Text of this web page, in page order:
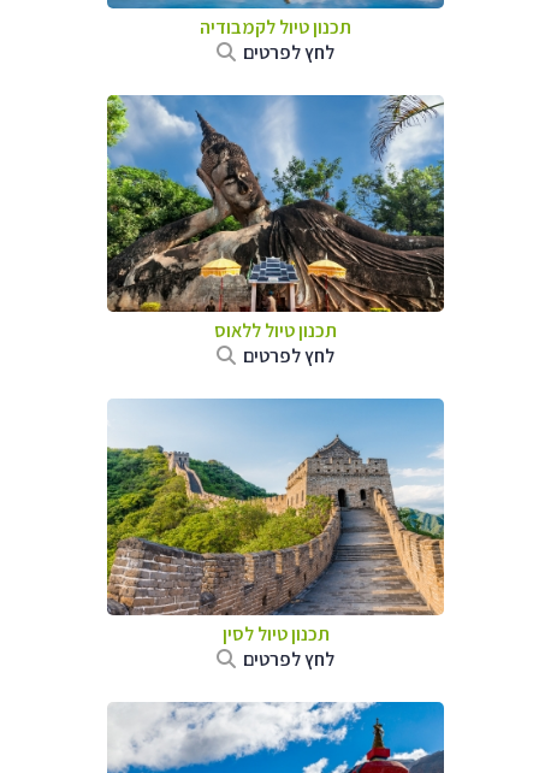
תכנון טיוללקמבודיה
לחץ לפרטים
תכנון טיולללאוס
לחץ לפרטים
תכנון טיוללסין
לחץ לפרטים